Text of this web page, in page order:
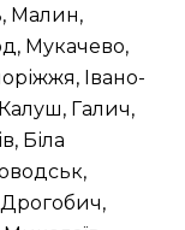
Малин,
Мукачево,
Івано-
Галич,
Біла